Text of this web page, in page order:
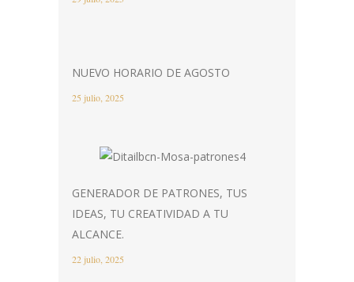
NUEVO HORARIO DE AGOSTO
25 julio, 2025
GENERADOR DE PATRONES, TUS
IDEAS, TU CREATIVIDAD A TU
ALCANCE.
22 julio, 2025